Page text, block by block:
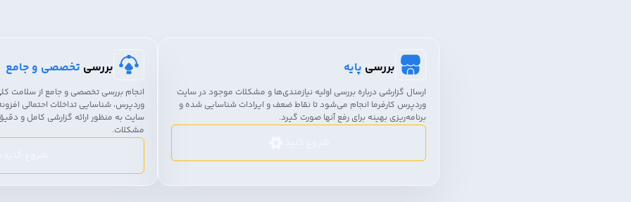
بررسی پایه
ارسال گزارشی درباره بررسی اولیه نیازمندی‌ها و مشکلات موجود در سایت
وردپرس کارفرما انجام می‌شود تا نقاط ضعف و ایرادات شناسایی شده و
برنامه‌ریزی بهینه برای رفع آنها صورت گیرد.
بررسی تخصصی و جامع
انجام بررسی تخصصی و جامع از سلامت
وردپرس، شناسایی تداخلات احتمالی
سایت به منظور ارائه گزارشی کامل و
مشکلات.